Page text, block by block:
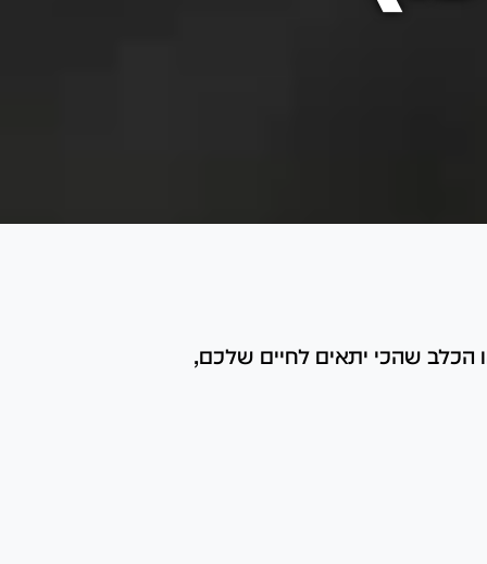
הכלב שהכי יתאים לחיים שלכם,